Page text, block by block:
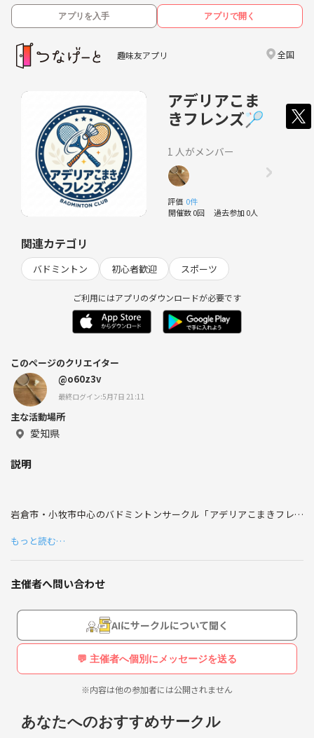
アプリを入手 アプリで開く
趣味友アプリ 全国
アデリアこま
きフレンズ🏸
1 人がメンバー
評価 0件
開催数 0回 過去参加 0人
関連カテゴリ
バドミントン 初心者歓迎 スポーツ
ご利用にはアプリのダウンロードが必要です
このページのクリエイター
@o60z3v
最終ログイン:5月7日 21:11
主な活動場所
愛知県
説明
岩倉市・小牧市中心のバドミントンサークル「アデリアこまきフレン
初心者から上級者まで幅広く募集しています！
年齢層は20代・30代を中心に、子供から大人まで楽しく参加していま
す。
まずは一度気軽に参加してみてください！
出欠連絡や開催情報はLINEグループで行っています。
「来れる時だけ参加」でOKです。無理なく続けられます♪
参加費用
・1回 700円（人数や時間によって多少前後する場合があります）
参加当日の持ち物
もっと読む…
主催者へ問い合わせ
AIにサークルについて聞く
💬 主催者へ個別にメッセージを送る
※内容は他の参加者には公開されません
あなたへのおすすめサークル